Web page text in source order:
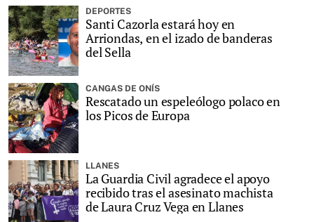
DEPORTES
Santi Cazorla estará hoy en
Arriondas, en el izado de banderas
del Sella
CANGAS DE ONÍS
Rescatado un espeleólogo polaco en
los Picos de Europa
LLANES
La Guardia Civil agradece el apoyo
recibido tras el asesinato machista
de Laura Cruz Vega en Llanes